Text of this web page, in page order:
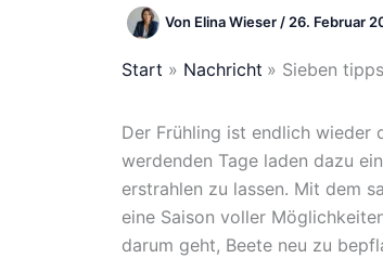
Von Elina Wieser / 26. Februar
Start Nachricht Sieben
Der Frühling ist endlich wieder
werdenden Tage laden dazu
erstrahlen zu lassen. Mit dem
eine Saison voller
darum geht, Beete neu zu